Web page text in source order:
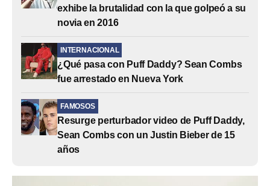
exhibe la brutalidad con la que golpeó a su
novia en 2016
INTERNACIONAL
¿Qué pasa con Puff Daddy? Sean Combs
fue arrestado en Nueva York
FAMOSOS
Resurge perturbador video de Puff Daddy,
Sean Combs con un Justin Bieber de 15
años